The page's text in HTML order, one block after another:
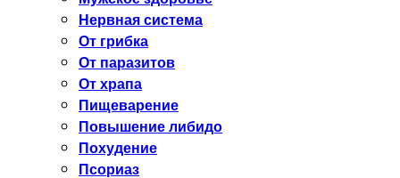
Нервная система
От грибка
От паразитов
От храпа
Пищеварение
Повышение либидо
Похудение
Псориаз